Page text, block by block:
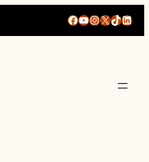
Facebook
YouTube
Instagram
X TikTok